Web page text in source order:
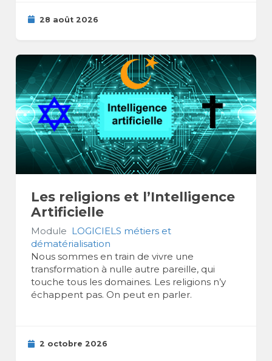
28 août 2026
Les religions et l’Intelligence
Artificielle
Module LOGICIELS métiers et
dématérialisation
Nous sommes en train de vivre une
transformation à nulle autre pareille, qui
touche tous les domaines. Les religions n’y
échappent pas. On peut en parler.
2 octobre 2026